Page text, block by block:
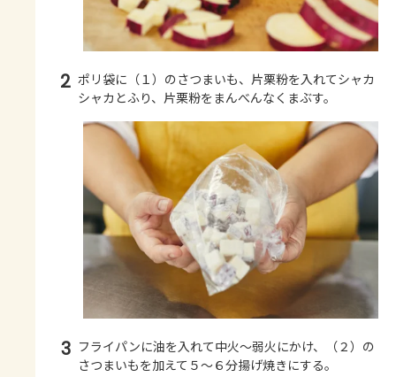
2 ポリ袋に（１）のさつまいも、片栗粉を入れてシャカ
シャカとふり、片栗粉をまんべんなくまぶす。
3 フライパンに油を入れて中火～弱火にかけ、（２）の
さつまいもを加えて５～６分揚げ焼きにする。